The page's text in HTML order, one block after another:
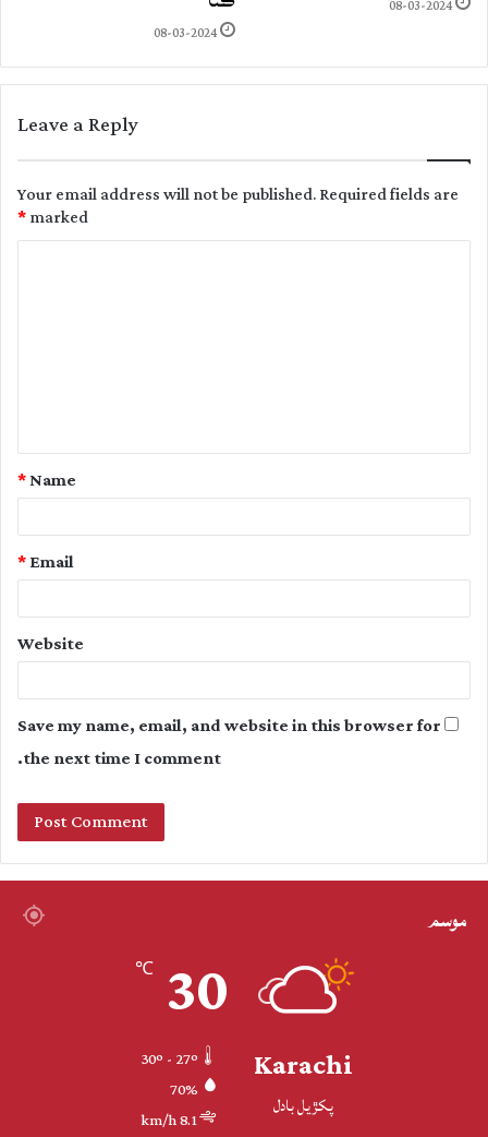
08-03-2024
08-03-2024
Leave a Reply
Your email address will not be published.Required fields are
marked
*
t
Name
*
Email
*
Website
Save my name, email, and website in this browser for
the next time I comment.
موسم
Karachi
پکڙيل بادل
30
℃
70%
8.1 km/h